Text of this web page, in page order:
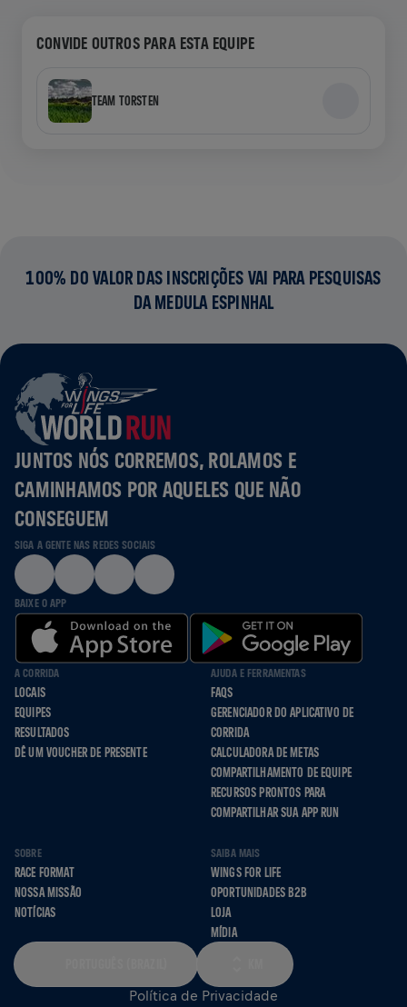
CONVIDE OUTROS PARA ESTA EQUIPE
TEAM TORSTEN
100% DO VALOR DAS INSCRIÇÕES VAI PARA PESQUISAS
DA MEDULA ESPINHAL
JUNTOS NÓS CORREMOS, ROLAMOS E
CAMINHAMOS POR AQUELES QUE NÃO
CONSEGUEM
SIGA A GENTE NAS REDES SOCIAIS
BAIXE O APP
A CORRIDA
LOCAIS
EQUIPES
RESULTADOS
DÊ UM VOUCHER DE PRESENTE
AJUDA E FERRAMENTAS
FAQS
GERENCIADOR DO APLICATIVO DE
CORRIDA
CALCULADORA DE METAS
COMPARTILHAMENTO DE EQUIPE
RECURSOS PRONTOS PARA
COMPARTILHAR SUA APP RUN
SOBRE
RACE FORMAT
NOSSA MISSÃO
NOTÍCIAS
SAIBA MAIS
WINGS FOR LIFE
OPORTUNIDADES B2B
LOJA
MÍDIA
Política de Privacidade